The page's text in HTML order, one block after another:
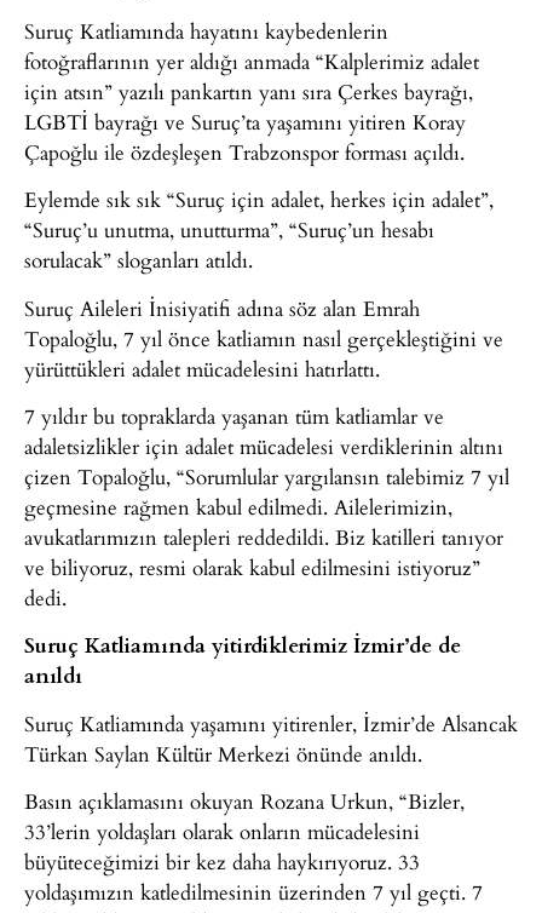
Suruç Katliamında hayatını kaybedenlerin
fotoğraflarının yer aldığı anmada “Kalplerimiz adalet
için atsın” yazılı pankartın yanı sıra Çerkes bayrağı,
LGBTİ bayrağı ve Suruç’ta yaşamını yitiren Koray
Çapoğlu ile özdeşleşen Trabzonspor forması açıldı.
Eylemde sık sık “Suruç için adalet, herkes için adalet”,
“Suruç’u unutma, unutturma”, “Suruç’un hesabı
sorulacak” sloganları atıldı.
Suruç Aileleri İnisiyatifi adına söz alan Emrah
Topaloğlu, 7 yıl önce katliamın nasıl gerçekleştiğini ve
yürüttükleri adalet mücadelesini hatırlattı.
7 yıldır bu topraklarda yaşanan tüm katliamlar ve
adaletsizlikler için adalet mücadelesi verdiklerinin altını
çizen Topaloğlu, “Sorumlular yargılansın talebimiz 7 yıl
geçmesine rağmen kabul edilmedi. Ailelerimizin,
avukatlarımızın talepleri reddedildi. Biz katilleri tanıyor
ve biliyoruz, resmi olarak kabul edilmesini istiyoruz”
dedi.
Suruç Katliamında yitirdiklerimiz İzmir’de de
anıldı
Suruç Katliamında yaşamını yitirenler, İzmir’de Alsancak
Türkan Saylan Kültür Merkezi önünde anıldı.
Basın açıklamasını okuyan Rozana Urkun, “Bizler,
33’lerin yoldaşları olarak onların mücadelesini
büyüteceğimizi bir kez daha haykırıyoruz. 33
yoldaşımızın katledilmesinin üzerinden 7 yıl geçti. 7